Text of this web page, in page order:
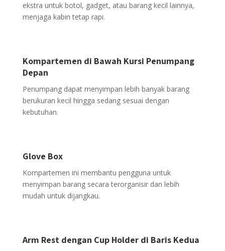
ekstra untuk botol, gadget, atau barang kecil lainnya,
menjaga kabin tetap rapi.
Kompartemen di Bawah Kursi Penumpang
Depan
Penumpang dapat menyimpan lebih banyak barang
berukuran kecil hingga sedang sesuai dengan
kebutuhan.
Glove Box
Kompartemen ini membantu pengguna untuk
menyimpan barang secara terorganisir dan lebih
mudah untuk dijangkau.
Arm Rest dengan Cup Holder di Baris Kedua